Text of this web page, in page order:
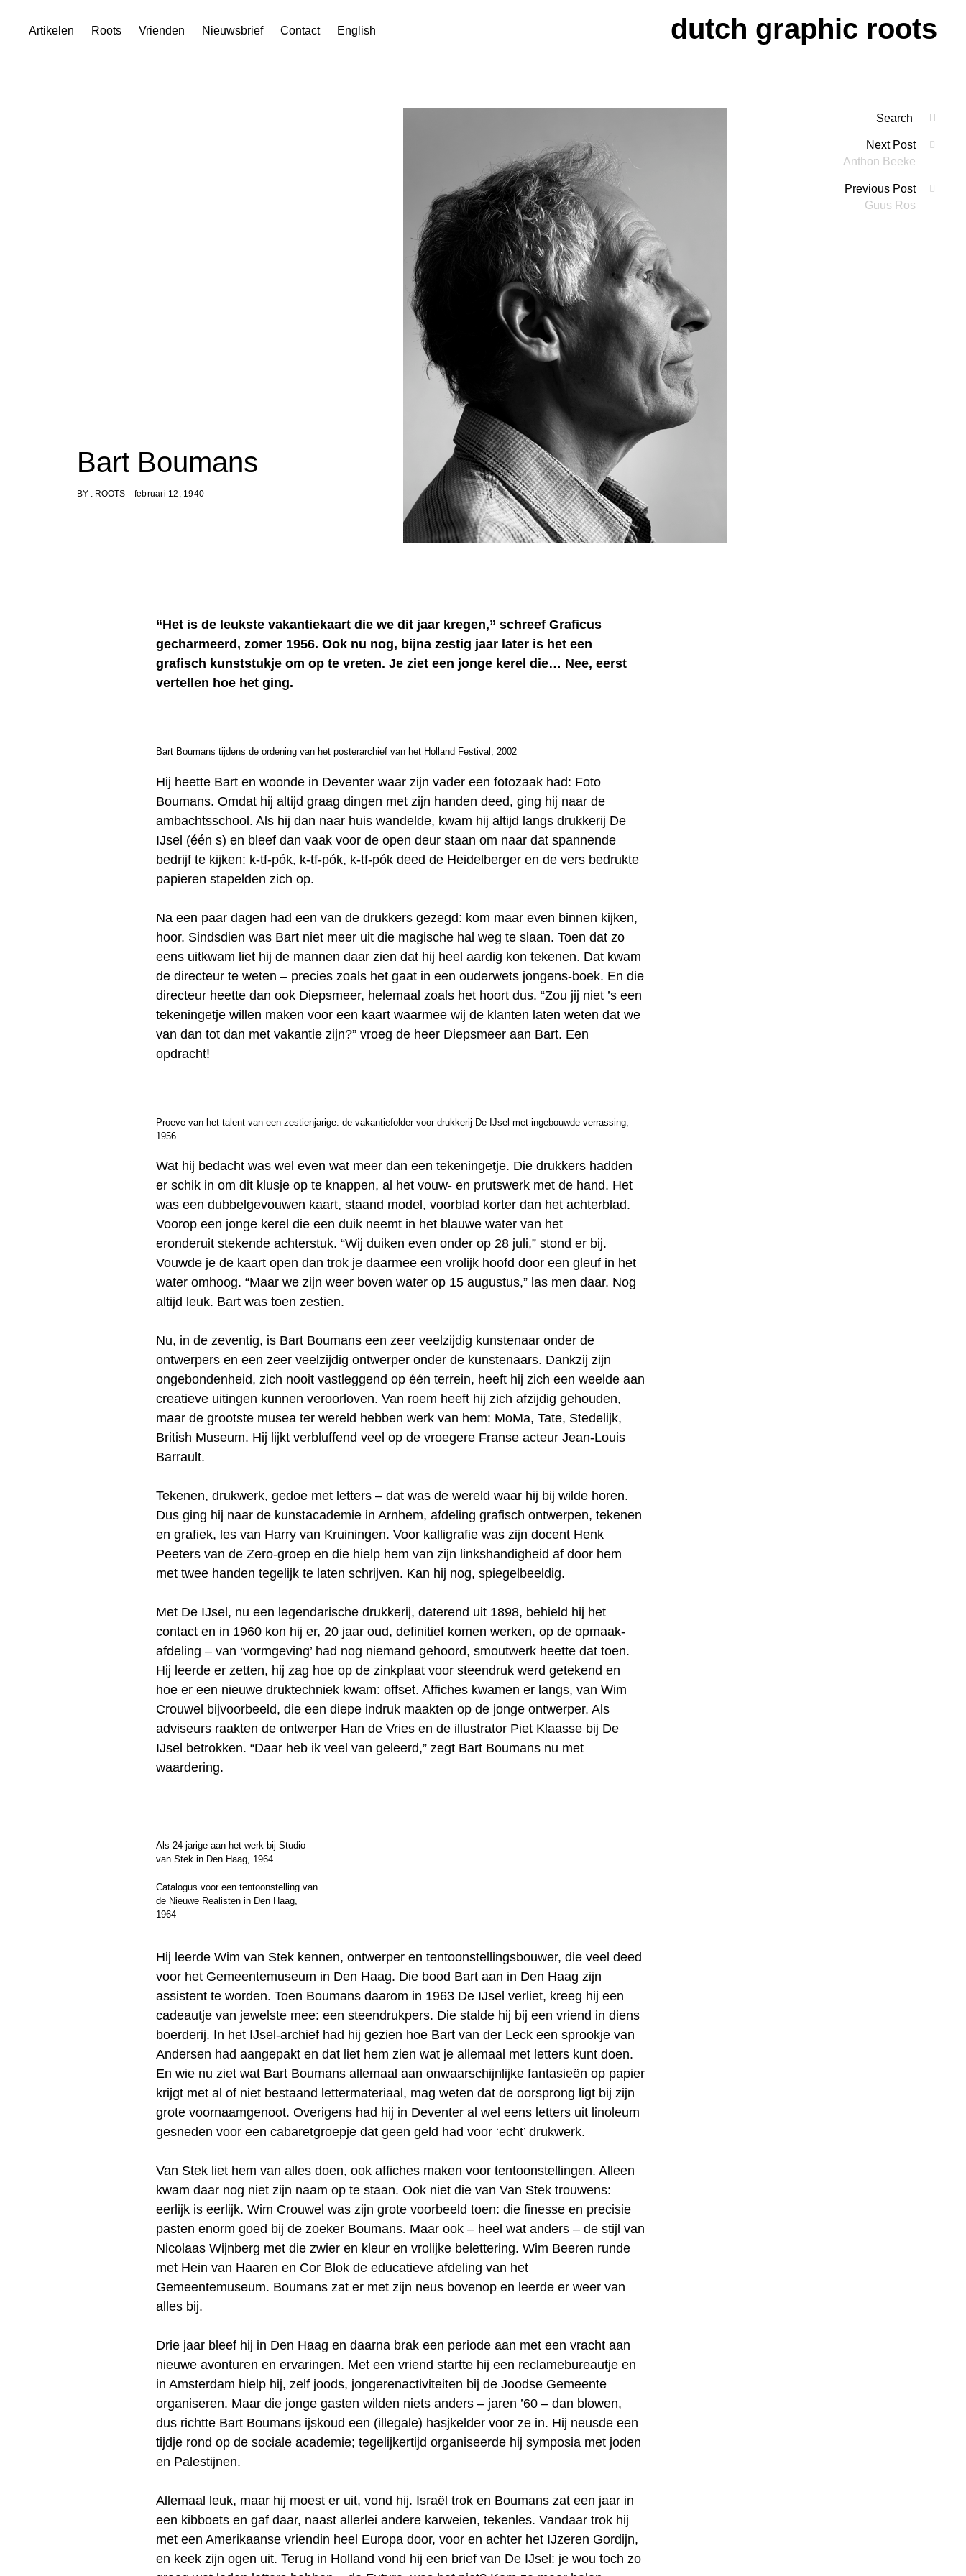
Skip
dutch graphic roots
Artikelen Roots Vrienden Nieuwsbrief Contact English
Bart Boumans
BY : ROOTS februari 12, 1940
“Het is de leukste vakantiekaart die we dit jaar kregen,” schreef Graficus
gecharmeerd, zomer 1956. Ook nu nog, bijna zestig jaar later is het een
grafisch kunststukje om op te vreten. Je ziet een jonge kerel die… Nee, eerst
vertellen hoe het ging.
Bart Boumans tijdens de ordening van het posterarchief van het Holland Festival, 2002
Hij heette Bart en woonde in Deventer waar zijn vader een fotozaak had: Foto
Boumans. Omdat hij altijd graag dingen met zijn handen deed, ging hij naar de
ambachtsschool. Als hij dan naar huis wandelde, kwam hij altijd langs drukkerij De
IJsel (één s) en bleef dan vaak voor de open deur staan om naar dat spannende
bedrijf te kijken: k-tf-pók, k-tf-pók, k-tf-pók deed de Heidelberger en de vers bedrukte
papieren stapelden zich op.
Na een paar dagen had een van de drukkers gezegd: kom maar even binnen kijken,
hoor. Sindsdien was Bart niet meer uit die magische hal weg te slaan. Toen dat zo
eens uitkwam liet hij de mannen daar zien dat hij heel aardig kon tekenen. Dat kwam
de directeur te weten – precies zoals het gaat in een ouderwets jongens-boek. En die
directeur heette dan ook Diepsmeer, helemaal zoals het hoort dus. “Zou jij niet ’s een
tekeningetje willen maken voor een kaart waarmee wij de klanten laten weten dat we
van dan tot dan met vakantie zijn?” vroeg de heer Diepsmeer aan Bart. Een
opdracht!
Proeve van het talent van een zestienjarige: de vakantiefolder voor drukkerij De IJsel met ingebouwde verrassing,
1956
Wat hij bedacht was wel even wat meer dan een tekeningetje. Die drukkers hadden
er schik in om dit klusje op te knappen, al het vouw- en prutswerk met de hand. Het
was een dubbelgevouwen kaart, staand model, voorblad korter dan het achterblad.
Voorop een jonge kerel die een duik neemt in het blauwe water van het
eronderuit stekende achterstuk. “Wij duiken even onder op 28 juli,” stond er bij.
Vouwde je de kaart open dan trok je daarmee een vrolijk hoofd door een gleuf in het
water omhoog. “Maar we zijn weer boven water op 15 augustus,” las men daar. Nog
altijd leuk. Bart was toen zestien.
Nu, in de zeventig, is Bart Boumans een zeer veelzijdig kunstenaar onder de
ontwerpers en een zeer veelzijdig ontwerper onder de kunstenaars. Dankzij zijn
ongebondenheid, zich nooit vastleggend op één terrein, heeft hij zich een weelde aan
creatieve uitingen kunnen veroorloven. Van roem heeft hij zich afzijdig gehouden,
maar de grootste musea ter wereld hebben werk van hem: MoMa, Tate, Stedelijk,
British Museum. Hij lijkt verbluffend veel op de vroegere Franse acteur Jean-Louis
Barrault.
Tekenen, drukwerk, gedoe met letters – dat was de wereld waar hij bij wilde horen.
Dus ging hij naar de kunstacademie in Arnhem, afdeling grafisch ontwerpen, tekenen
en grafiek, les van Harry van Kruiningen. Voor kalligrafie was zijn docent Henk
Peeters van de Zero-groep en die hielp hem van zijn linkshandigheid af door hem
met twee handen tegelijk te laten schrijven. Kan hij nog, spiegelbeeldig.
Met De IJsel, nu een legendarische drukkerij, daterend uit 1898, behield hij het
contact en in 1960 kon hij er, 20 jaar oud, definitief komen werken, op de opmaak-
afdeling – van ‘vormgeving’ had nog niemand gehoord, smoutwerk heette dat toen.
Hij leerde er zetten, hij zag hoe op de zinkplaat voor steendruk werd getekend en
hoe er een nieuwe druktechniek kwam: offset. Affiches kwamen er langs, van Wim
Crouwel bijvoorbeeld, die een diepe indruk maakten op de jonge ontwerper. Als
adviseurs raakten de ontwerper Han de Vries en de illustrator Piet Klaasse bij De
IJsel betrokken. “Daar heb ik veel van geleerd,” zegt Bart Boumans nu met
waardering.
Als 24-jarige aan het werk bij Studio
van Stek in Den Haag, 1964
Catalogus voor een tentoonstelling van
de Nieuwe Realisten in Den Haag,
1964
Hij leerde Wim van Stek kennen, ontwerper en tentoonstellingsbouwer, die veel deed
voor het Gemeentemuseum in Den Haag. Die bood Bart aan in Den Haag zijn
assistent te worden. Toen Boumans daarom in 1963 De IJsel verliet, kreeg hij een
cadeautje van jewelste mee: een steendrukpers. Die stalde hij bij een vriend in diens
boerderij. In het IJsel-archief had hij gezien hoe Bart van der Leck een sprookje van
Andersen had aangepakt en dat liet hem zien wat je allemaal met letters kunt doen.
En wie nu ziet wat Bart Boumans allemaal aan onwaarschijnlijke fantasieën op papier
krijgt met al of niet bestaand lettermateriaal, mag weten dat de oorsprong ligt bij zijn
grote voornaamgenoot. Overigens had hij in Deventer al wel eens letters uit linoleum
gesneden voor een cabaretgroepje dat geen geld had voor ‘echt’ drukwerk.
Van Stek liet hem van alles doen, ook affiches maken voor tentoonstellingen. Alleen
kwam daar nog niet zijn naam op te staan. Ook niet die van Van Stek trouwens:
eerlijk is eerlijk. Wim Crouwel was zijn grote voorbeeld toen: die finesse en precisie
pasten enorm goed bij de zoeker Boumans. Maar ook – heel wat anders – de stijl van
Nicolaas Wijnberg met die zwier en kleur en vrolijke belettering. Wim Beeren runde
met Hein van Haaren en Cor Blok de educatieve afdeling van het
Gemeentemuseum. Boumans zat er met zijn neus bovenop en leerde er weer van
alles bij.
Drie jaar bleef hij in Den Haag en daarna brak een periode aan met een vracht aan
nieuwe avonturen en ervaringen. Met een vriend startte hij een reclamebureautje en
in Amsterdam hielp hij, zelf joods, jongerenactiviteiten bij de Joodse Gemeente
organiseren. Maar die jonge gasten wilden niets anders – jaren ’60 – dan blowen,
dus richtte Bart Boumans ijskoud een (illegale) hasjkelder voor ze in. Hij neusde een
tijdje rond op de sociale academie; tegelijkertijd organiseerde hij symposia met joden
en Palestijnen.
Allemaal leuk, maar hij moest er uit, vond hij. Israël trok en Boumans zat een jaar in
een kibboets en gaf daar, naast allerlei andere karweien, tekenles. Vandaar trok hij
met een Amerikaanse vriendin heel Europa door, voor en achter het IJzeren Gordijn,
en keek zijn ogen uit. Terug in Holland vond hij een brief van De IJsel: je wou toch zo
Next Post
Anthon Beeke
Previous Post
Guus Ros